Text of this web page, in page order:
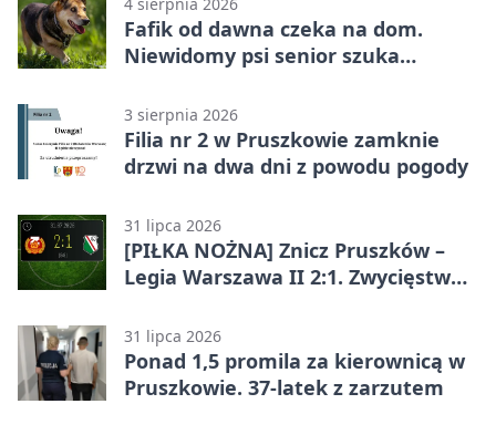
4 sierpnia 2026
Fafik od dawna czeka na dom.
Niewidomy psi senior szuka
3 sierpnia 2026
Filia nr 2 w Pruszkowie zamknie
drzwi na dwa dni z powodu pogody
31 lipca 2026
[PIŁKA NOŻNA] Znicz Pruszków –
Legia Warszawa II 2:1. Zwycięstwo
minucie
31 lipca 2026
Ponad 1,5 promila za kierownicą w
Pruszkowie. 37-latek z zarzutem